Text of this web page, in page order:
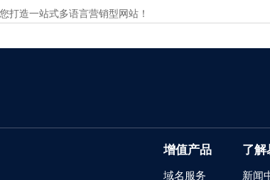
造一站式多语言营销型网站！
增值产品
域名服务
了解
新闻